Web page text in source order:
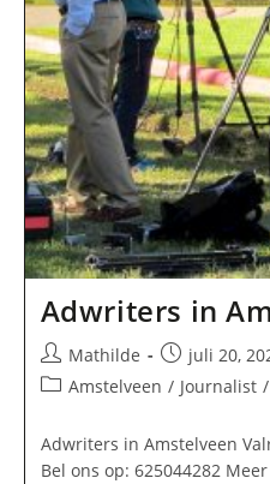
Adwriters in
Bericht
auteur:
Mathilde
Bericht
gepubliceerd
juli 20,
Berichtcategorie:
Amstelveen / Journalist /
Adwriters in Amstelveen
Bel ons op: 625044282